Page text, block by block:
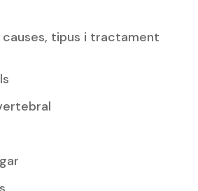
causes, tipus i tractament